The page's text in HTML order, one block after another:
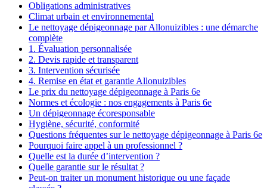
Obligations administratives
Climat urbain et environnemental
Le nettoyage dépigeonnage par Allonuizibles : une démarche
complète
1. Évaluation personnalisée
2. Devis rapide et transparent
3. Intervention sécurisée
4. Remise en état et garantie Allonuizibles
Le prix du nettoyage dépigeonnage à Paris 6e
Normes et écologie : nos engagements à Paris 6e
Un dépigeonnage écoresponsable
Hygiène, sécurité, conformité
Questions fréquentes sur le nettoyage dépigeonnage à Paris 6e
Pourquoi faire appel à un professionnel ?
Quelle est la durée d’intervention ?
Quelle garantie sur le résultat ?
Peut-on traiter un monument historique ou une façade